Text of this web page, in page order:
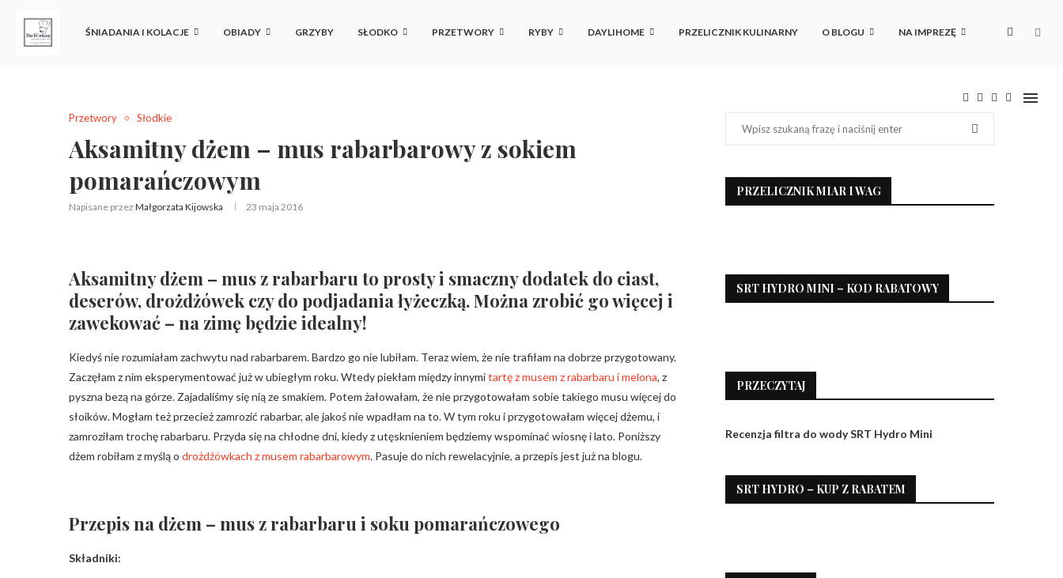
ŚNIADANIA I KOLACJE OBIADY GRZYBY SŁODKO PRZETWORY RYBY DAYLIHOME PRZELICZNIK KULINARNY O BLOGU NA IMPREZĘ
Przetwory Słodkie
Aksamitny dżem – mus rabarbarowy z sokiem
pomarańczowym
Napisane przez Małgorzata Kijowska 23 maja 2016
Aksamitny dżem – mus z rabarbaru to prosty i smaczny dodatek do ciast,
deserów, drożdżówek czy do podjadania łyżeczką. Można zrobić go więcej i
zawekować – na zimę będzie idealny!
Kiedyś nie rozumiałam zachwytu nad rabarbarem. Bardzo go nie lubiłam. Teraz wiem, że nie trafiłam na dobrze przygotowany.
Zaczęłam z nim eksperymentować już w ubiegłym roku. Wtedy piekłam między innymitartę z musem z rabarbaru i melona, z
pyszna bezą na górze. Zajadaliśmy się nią ze smakiem. Potem żałowałam, że nie przygotowałam sobie takiego musu więcej do
słoików. Mogłam też przecież zamrozić rabarbar, ale jakoś nie wpadłam na to. W tym roku i przygotowałam więcej dżemu, i
zamroziłam trochę rabarbaru. Przyda się na chłodne dni, kiedy z utęsknieniem będziemy wspominać wiosnę i lato. Poniższy
dżem robiłam z myślą o drożdżówkach z musem rabarbarowym. Pasuje do nich rewelacyjnie, a przepis jest już na blogu.
Przepis na dżem – mus z rabarbaru i soku pomarańczowego
Składniki:
PRZELICZNIK MIAR I WAG
SRT HYDRO MINI – KOD RABATOWY
PRZECZYTAJ
Recenzja filtra do wody SRT Hydro Mini
SRT HYDRO – KUP Z RABATEM